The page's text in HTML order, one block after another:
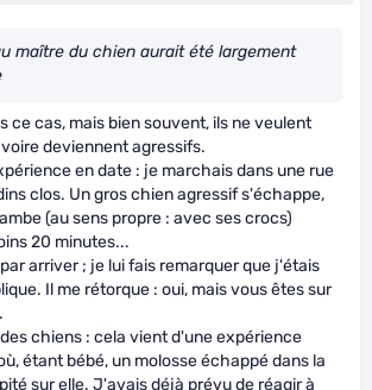
maître du chien aurait été largement
ce cas, mais bien souvent, ils ne veulent
deviennent agressifs.
en date : je marchais dans une rue
clos. Un gros chien agressif s'échappe,
(au sens propre : avec ses crocs)
20 minutes...
arriver ; je lui fais remarquer que j'étais
Il me rétorque : oui, mais vous êtes sur
chiens : cela vient d'une expérience
étant bébé, un molosse échappé dans la
sur elle. J'avais déjà prévu de réagir à